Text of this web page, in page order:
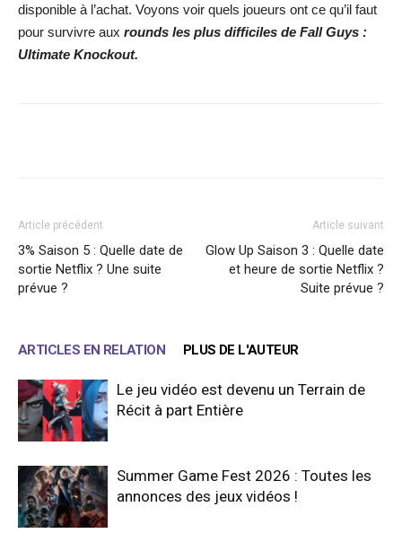
disponible à l’achat. Voyons voir quels joueurs ont ce qu’il faut
pour survivre aux rounds les plus difficiles de Fall Guys :
Ultimate Knockout.
Article précédent
3% Saison 5 : Quelle date de
sortie Netflix ? Une suite
prévue ?
Article suivant
Glow Up Saison 3 : Quelle date
et heure de sortie Netflix ?
Suite prévue ?
ARTICLES EN RELATION PLUS DE L'AUTEUR
Le jeu vidéo est devenu un Terrain de
Récit à part Entière
Summer Game Fest 2026 : Toutes les
annonces des jeux vidéos !